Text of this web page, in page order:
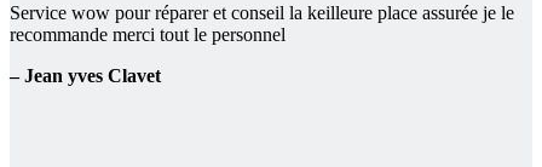
Service wow pour réparer et conseil la keilleure place assurée je le
recommande merci tout le personnel
– Jean yves Clavet